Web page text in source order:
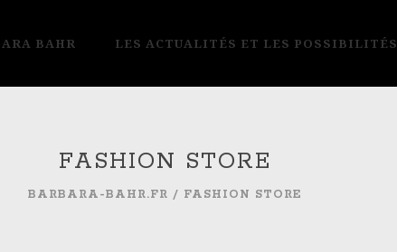
BAHR LES ACTUALITÉS ET LES POSSIBILITÉS
FASHION STORE
BARBARA-BAHR.FR / FASHION STORE